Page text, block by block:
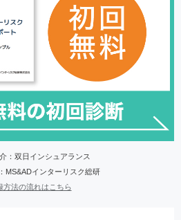
：双日インシュアランス
インターリスク総研
方法の流れはこちら